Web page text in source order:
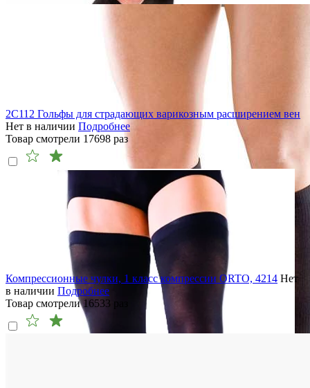
2C112 Гольфы для страдающих варикозным расширением вен
Нет в наличии Подробнее
Товар смотрели 17698 раз
Компрессионные чулки, 1 класс компрессии ORTO, 4214 Нет
в наличии Подробнее
Товар смотрели16533